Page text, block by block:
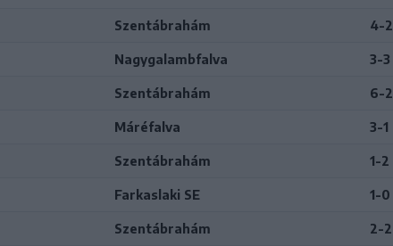
Szentábrahám 4-2
Nagygalambfalva 3-3
Szentábrahám 6-2
Máréfalva 3-1
Szentábrahám 1-2
Farkaslaki SE 1-0
Szentábrahám 2-2